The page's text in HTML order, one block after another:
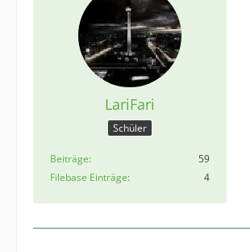
LariFari
Schüler
Beiträge
59
Filebase Einträge
4